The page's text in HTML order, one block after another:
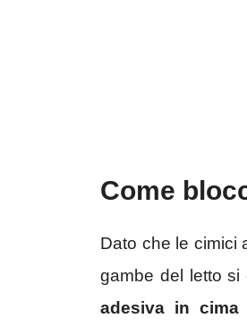
Come
Dato che le cimici
gambe del letto si
adesiva in